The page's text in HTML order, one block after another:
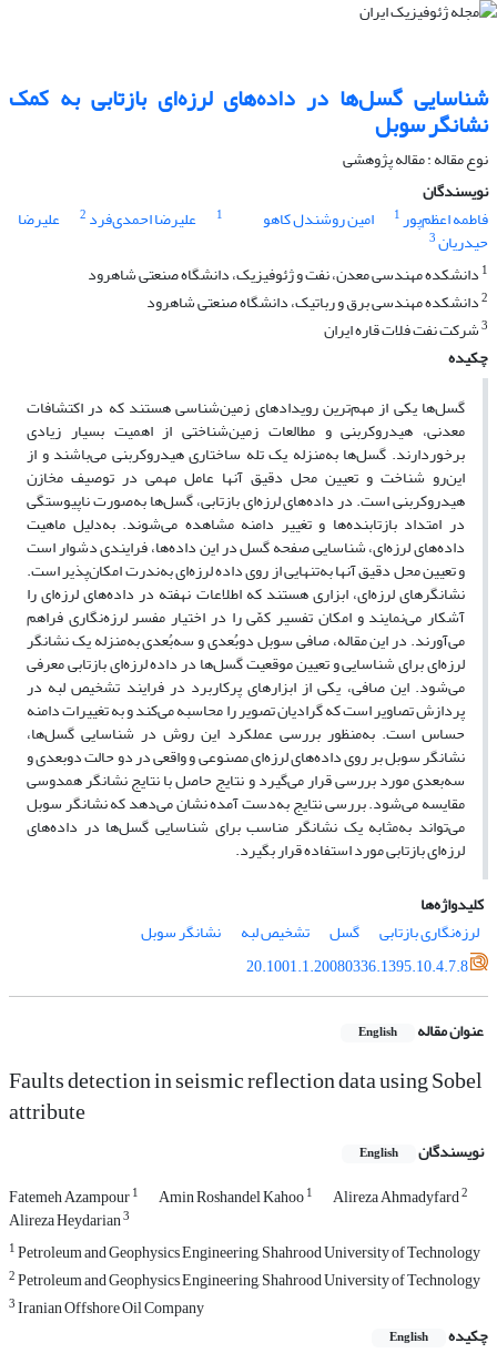
شناسایی گسل‌ها در داده‌های لرزه‌ای بازتابی به کمک
نشانگر سوبل
نوع مقاله : مقاله پژوهشی‌
نویسندگان
فاطمه اعظم‌پور1 امین روشندل کاهو 1 علیرضا احمدی‌فرد 2 علیرضا
حیدریان3
1 دانشکده مهندسی معدن، نفت و ژئوفیزیک، دانشگاه صنعتی شاهرود
2دانشکده مهندسی برق و رباتیک، دانشگاه صنعتی شاهرود
3شرکت نفت فلات قاره ایران
چکیده
گسل‌ها یکی از مهم‌ترین رویدادهای زمین‌شناسی هستند که در اکتشافات
معدنی، هیدروکربنی و مطالعات زمین‌شناختی از اهمیت بسیار زیادی
برخوردارند. گسل‌ها به‌منزله یک تله ساختاری هیدروکربنی می‌باشند و از
این‌رو شناخت و تعیین محل دقیق آنها عامل مهمی در توصیف مخازن
هیدروکربنی است. در داده‌های لرزه‌ای بازتابی، گسل‌ها به‌صورت ناپیوستگی
در امتداد بازتابنده‌ها و تغییر دامنه مشاهده می‌شوند. به‌دلیل ماهیت
داده‌های لرزه‌ای، شناسایی صفحه گسل در این داده‌ها، فرایندی دشوار است
و تعیین محل دقیق آنها به‌تنهایی از روی داده لرزه‌ای به‌‌ندرت امکان‌پذیر است.
نشانگرهای لرزه‌ای، ابزاری هستند که اطلاعات نهفته در داده‌های لرزه‌ای را
آشکار می‌نمایند و امکان تفسیر کمّی را در اختیار مفسر لرزه‌نگاری فراهم
می‌آورند. در این مقاله، صافی سوبل دو‌بُعدی و سه‌بُعدی به‌منزله یک نشانگر
لرزه‌ای برای شناسایی و تعیین موقعیت گسل‌ها در داده لرزه‌ای بازتابی معرفی
می‌شود. این صافی، یکی از ابزارهای پرکاربرد در فرایند تشخیص لبه در
پردازش تصاویر است که گرادیان تصویر را محاسبه می‌کند و به تغییرات دامنه
حساس است. به‌منظور بررسی عملکرد این روش در شناسایی گسل‌ها،
نشانگر سوبل بر روی داده‌های لرزه‌ای مصنوعی و واقعی در دو حالت دوبعدی و
سه‌بعدی مورد بررسی قرار می‌گیرد و نتایج حاصل با نتایج نشانگر همدوسی
مقایسه می‌شود. بررسی نتایج به‌دست آمده نشان می‌دهد که نشانگر سوبل
می‌تواند به‌مثابه یک نشانگر مناسب برای شناسایی گسل‌ها در داده‌های
لرزه‌ای بازتابی مورد استفاده قرار بگیرد.
کلیدواژه‌ها
لرزه‌نگاری بازتابی
گسل تشخیص لبه
نشانگر سوبل
20.1001.1.20080336.1395.10.4.7.8
عنوان مقاله English
Faults detection in seismic reflection data using Sobel
attribute
نویسندگان English
Fatemeh Azampour1 Amin Roshandel Kahoo1 Alireza Ahmadyfard2
Alireza Heydarian3
1Petroleum and Geophysics Engineering, Shahrood University of Technology
2Petroleum and Geophysics Engineering, Shahrood University of Technology
3Iranian Offshore Oil Company
چکیده
English